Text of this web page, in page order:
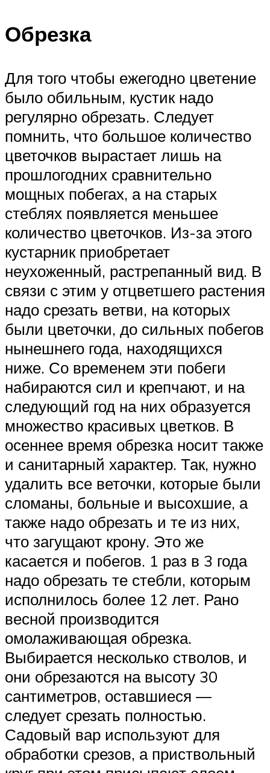
Обрезка
Для того чтобы ежегодно цветение
было обильным, кустик надо
регулярно обрезать. Следует
помнить, что большое количество
цветочков вырастает лишь на
прошлогодних сравнительно
мощных побегах, а на старых
стеблях появляется меньшее
количество цветочков. Из-за этого
кустарник приобретает
неухоженный, растрепанный вид. В
связи с этим у отцветшего растения
надо срезать ветви, на которых
были цветочки, до сильных побегов
нынешнего года, находящихся
ниже. Со временем эти побеги
набираются сил и крепчают, и на
следующий год на них образуется
множество красивых цветков. В
осеннее время обрезка носит также
и санитарный характер. Так, нужно
удалить все веточки, которые были
сломаны, больные и высохшие, а
также надо обрезать и те из них,
что загущают крону. Это же
касается и побегов. 1 раз в 3 года
надо обрезать те стебли, которым
исполнилось более 12 лет. Рано
весной производится
омолаживающая обрезка.
Выбирается несколько стволов, и
они обрезаются на высоту 30
сантиметров, оставшиеся ―
следует срезать полностью.
Садовый вар используют для
обработки срезов, а приствольный